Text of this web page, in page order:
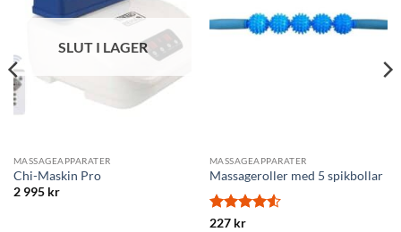
SLUT I LAGER
MASSAGEAPPARATER
Chi-Maskin Pro
2 995 kr
MASSAGEAPPARATER
Massageroller med 5 spikbollar
Betygsatt
227 kr